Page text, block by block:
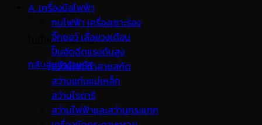
ไม่มีสินค้าในตะกร้า
กลับสู่หน้าร้านค้า
A. เครื่องมือไฟฟ้า
กบไฟฟ้า เครื่องเซาะร่อง
จิ๊กซอว์ เลื่อยวงเดือน
ปั๊มอัดฉีดแรงดันสูง
สว่านเจาะทำลายสกัด
สว่านแท่นแม่เหล็ก
สว่านโรตารี
สว่านไฟฟ้าและสว่านกระแทก